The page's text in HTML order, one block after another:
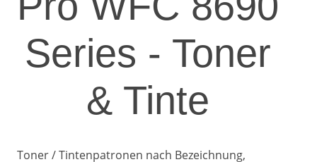
Series - Toner
& Tinte
Toner / Tintenpatronen nach Bezeichnung,